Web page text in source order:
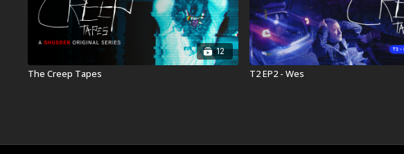
12
The Creep Tapes T2 EP2 - Wes